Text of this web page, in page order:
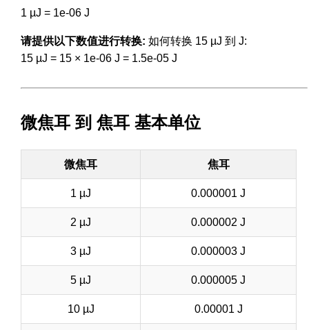
1 µJ = 1e-06 J
请提供以下数值进行转换: 如何转换 15 µJ 到 J:
15 µJ = 15 × 1e-06 J = 1.5e-05 J
微焦耳 到 焦耳 基本单位
微焦耳 焦耳
1 µJ 0.000001 J
2 µJ 0.000002 J
3 µJ 0.000003 J
5 µJ 0.000005 J
10 µJ 0.00001 J